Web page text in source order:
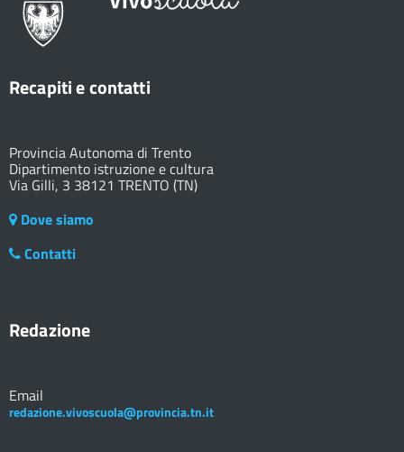
Recapiti e contatti
Provincia Autonoma di Trento
Dipartimento istruzione e cultura
Via Gilli, 3 38121 TRENTO (TN)
Dove siamo
Contatti
Redazione
Email
redazione.vivoscuola@provincia.tn.it